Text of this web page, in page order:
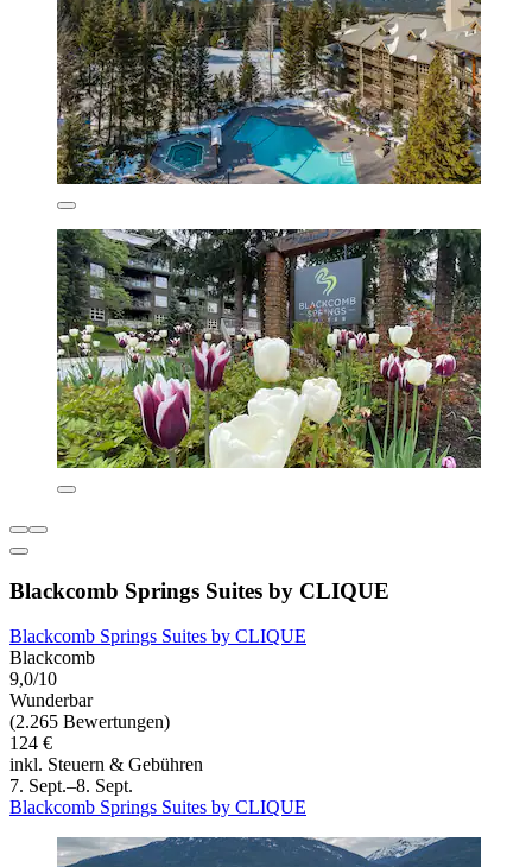
Blackcomb Springs Suites by CLIQUE
Blackcomb Springs Suites by CLIQUE
Blackcomb
9,0/10
Wunderbar
(2.265 Bewertungen)
124 €
inkl. Steuern & Gebühren
7. Sept.–8. Sept.
Blackcomb Springs Suites by CLIQUE